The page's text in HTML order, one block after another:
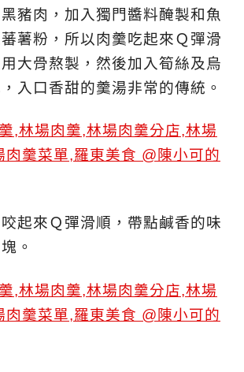
豬肉，加入獨門醬料醃製和魚
薯粉，所以肉羹吃起來Ｑ彈滑
大骨熬製，然後加入筍絲及烏
入口香甜的羹湯非常的傳統。
起來Ｑ彈滑順，帶點鹹香的味
。